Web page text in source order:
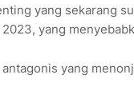
yang sekarang
yang
yang